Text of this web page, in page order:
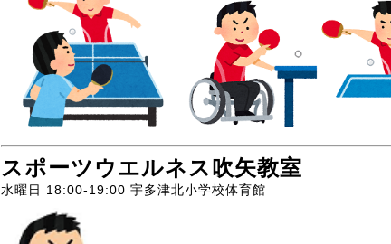
スポーツウエルネス吹矢教室
水曜日 18:00-19:00 宇多津北小学校体育館